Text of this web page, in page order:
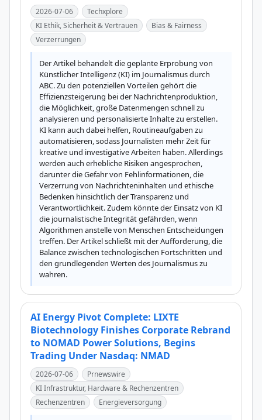
2026-07-06
Techxplore
KI Ethik, Sicherheit & Vertrauen
Bias & Fairness
Verzerrungen
Der Artikel behandelt die geplante Erprobung von
Künstlicher Intelligenz (KI) im Journalismus durch
ABC. Zu den potenziellen Vorteilen gehört die
Effizienzsteigerung bei der Nachrichtenproduktion,
die Möglichkeit, große Datenmengen schnell zu
analysieren und personalisierte Inhalte zu erstellen.
KI kann auch dabei helfen, Routineaufgaben zu
automatisieren, sodass Journalisten mehr Zeit für
kreative und investigative Arbeiten haben. Allerdings
werden auch erhebliche Risiken angesprochen,
darunter die Gefahr von Fehlinformationen, die
Verzerrung von Nachrichteninhalten und ethische
Bedenken hinsichtlich der Transparenz und
Verantwortlichkeit. Zudem könnte der Einsatz von KI
die journalistische Integrität gefährden, wenn
Algorithmen anstelle von Menschen Entscheidungen
treffen. Der Artikel schließt mit der Aufforderung, die
Balance zwischen technologischen Fortschritten und
den grundlegenden Werten des Journalismus zu
wahren.
AI Energy Pivot Complete: LIXTE
Biotechnology Finishes Corporate Rebrand
to NOMAD Power Solutions, Begins
Trading Under Nasdaq: NMAD
2026-07-06
Prnewswire
KI Infrastruktur, Hardware & Rechenzentren
Rechenzentren
Energieversorgung